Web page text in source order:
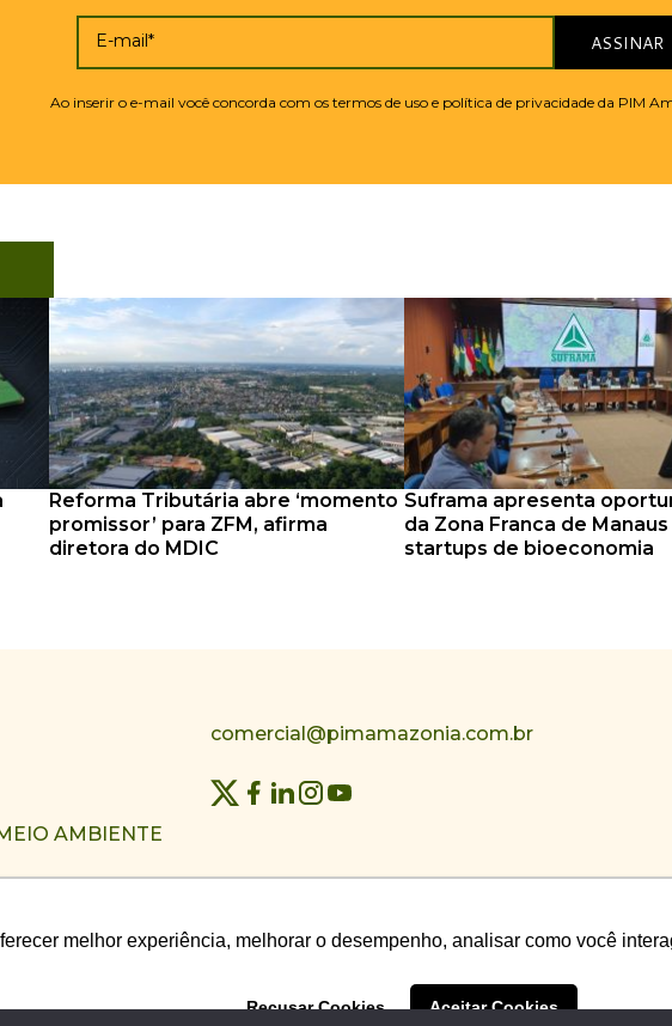
melhor experiência, melhorar o desempenho, analisar como você
Recusar Cookies Aceitar Cookies
melhor experiência, melhorar o desempenho, analisar como você
Recusar Cookies Aceitar Cookies
E-mail* ASSINAR
Ao inserir o e-mail você concorda com os termos de uso e política de privacidade da PIM
Reforma Tributária abre ‘momento
promissor’ para ZFM, afirma
diretora do MDIC
Suframa apresenta
da Zona Franca de
startups de bioeconomia
AMBIENTE
comercial@pimamazonia.com.br